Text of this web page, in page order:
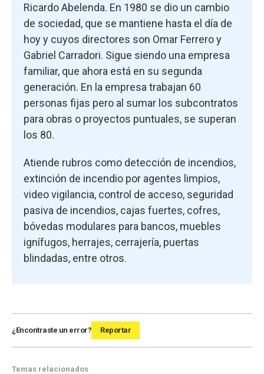
Ricardo Abelenda. En 1980 se dio un cambio
de sociedad, que se mantiene hasta el día de
hoy y cuyos directores son Omar Ferrero y
Gabriel Carradori. Sigue siendo una empresa
familiar, que ahora está en su segunda
generación. En la empresa trabajan 60
personas fijas pero al sumar los subcontratos
para obras o proyectos puntuales, se superan
los 80.
Atiende rubros como detección de incendios,
extinción de incendio por agentes limpios,
video vigilancia, control de acceso, seguridad
pasiva de incendios, cajas fuertes, cofres,
bóvedas modulares para bancos, muebles
ignífugos, herrajes, cerrajería, puertas
blindadas, entre otros.
¿Encontraste un error? Reportar
Temas relacionados